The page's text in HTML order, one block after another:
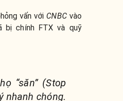
vấn với CNBCvào
bị chính FTX và quỹ
“săn” (Stop
nhanh chóng.